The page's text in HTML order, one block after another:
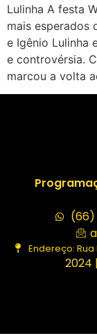
Lulinha A festa
mais esperados
e Igênio Lulinha
e controvérsia.
marcou a volta
(66)
Endereço:
2024